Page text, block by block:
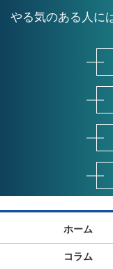
やる気のある人に
ホーム
コラム